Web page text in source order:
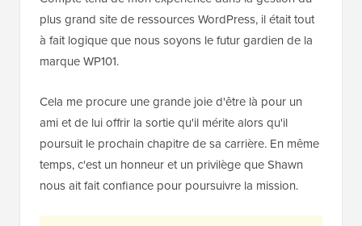
plus grand site de ressources WordPress, il était tout
à fait logique que nous soyons le futur gardien de la
marque WP101.
Cela me procure une grande joie d'être là pour un
ami et de lui offrir la sortie qu'il mérite alors qu'il
poursuit le prochain chapitre de sa carrière. En même
temps, c'est un honneur et un privilège que Shawn
nous ait fait confiance pour poursuivre la mission.